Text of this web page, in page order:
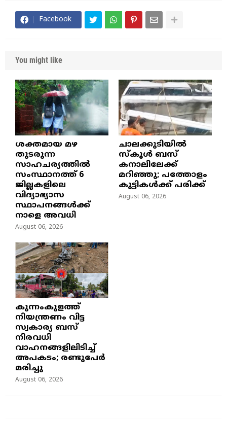
Facebook
You might like
ശക്തമായ മഴ
തുടരുന്ന
സാഹചര്യത്തിൽ
സംസ്ഥാനത്ത് 6
ജില്ലകളിലെ
വിദ്യാഭ്യാസ
സ്ഥാപനങ്ങൾക്ക്
നാളെ അവധി
August 06, 2026
ചാലക്കുടിയിൽ
സ്കൂൾ ബസ്
കനാലിലേക്ക്
മറിഞ്ഞു; പത്തോളം
കുട്ടികൾക്ക് പരിക്ക്
August 06, 2026
കുന്നംകുളത്ത്
നിയന്ത്രണം വിട്ട
സ്വകാര്യ ബസ്
നിരവധി
വാഹനങ്ങളിലിടിച്ച്
അപകടം; രണ്ടുപേർ
മരിച്ചു
August 06, 2026